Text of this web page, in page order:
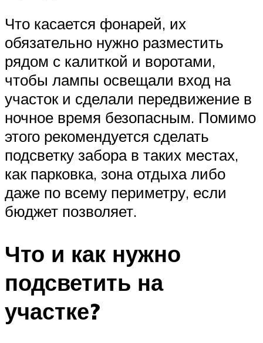
Что касается фонарей, их
обязательно нужно разместить
рядом с калиткой и воротами,
чтобы лампы освещали вход на
участок и сделали передвижение в
ночное время безопасным. Помимо
этого рекомендуется сделать
подсветку забора в таких местах,
как парковка, зона отдыха либо
даже по всему периметру, если
бюджет позволяет.
Что и как нужно
подсветить на
участке?